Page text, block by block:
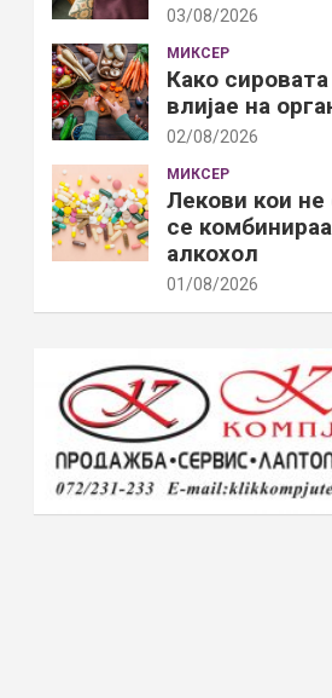
03/08/2026
МИКСЕР
Како
влијае на
02/08/2026
МИКСЕР
Лекови кои
се
алкохол
01/08/2026